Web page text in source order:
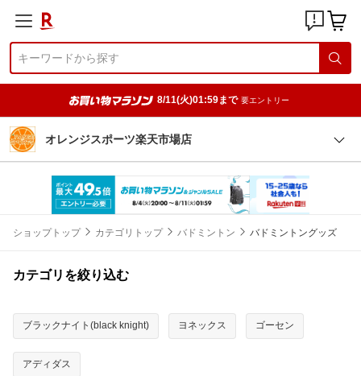
8/11(火)01:59まで 要エントリー
オレンジスポーツ楽天市場店
ショップトップ カテゴリトップ バドミントン バドミントングッズ
カテゴリを絞り込む
ブラックナイト(black knight) ヨネックス ゴーセン
アディダス